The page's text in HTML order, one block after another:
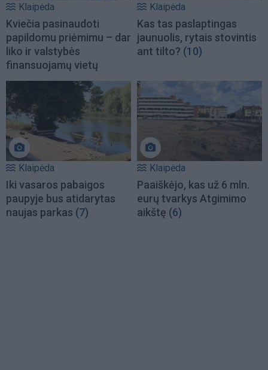
Klaipėda
Kviečia pasinaudoti
papildomu priėmimu – dar
liko ir valstybės
finansuojamų vietų
Klaipėda
Kas tas paslaptingas
jaunuolis, rytais stovintis
ant tilto? (10)
Klaipėda
Iki vasaros pabaigos
paupyje bus atidarytas
naujas parkas (7)
Klaipėda
Paaiškėjo, kas už 6 mln.
eurų tvarkys Atgimimo
aikštę (6)